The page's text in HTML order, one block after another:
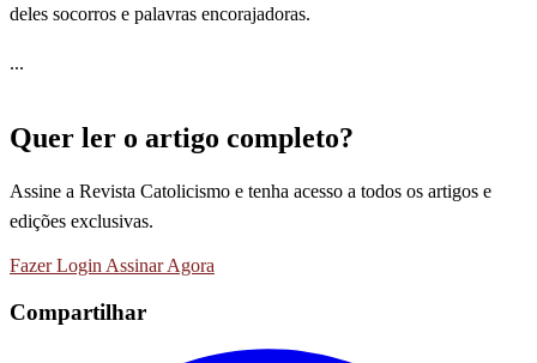
deles socorros e palavras encorajadoras.
...
Quer ler o artigo completo?
Assine a Revista Catolicismo e tenha acesso a todos os artigos e
edições exclusivas.
Fazer Login Assinar Agora
Compartilhar